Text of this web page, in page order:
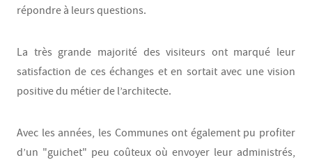
répondre à leurs questions.
La très grande majorité des visiteurs ont marqué leur
satisfaction de ces échanges et en sortait avec une vision
positive du métier de l’architecte.
Avec les années, les Communes ont également pu profiter
d’un "guichet" peu coûteux où envoyer leur administrés,